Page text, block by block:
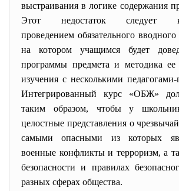
выстраивания в логике содержания
Этот недостаток следует
проведением обязательного
на котором учащимся будет
программы предмета и методика ее
изучения с несколькими
Интегрированный курс «ОБЖ»
таким образом, чтобы у
целостные представления о
самыми опасными из которых
военные конфликты и терроризм, а
безопасности и правилах
разных сферах общества.